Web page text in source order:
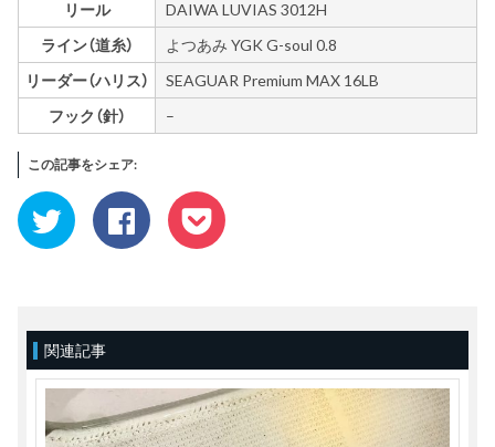
リール
DAIWA LUVIAS 3012H
ライン（道糸）
よつあみ YGK G-soul 0.8
リーダー（ハリス）
SEAGUAR Premium MAX 16LB
フック（針）
–
この記事をシェア:
ク
リ
ッ
ク
有
(新
し
い
ウ
ィ
ド
ウ
Facebook
で
共
有
リ
し
て
く
だ
さ
い
ク
リ
ッ
ク
ェ
し
い
ウ
ィ
ン
ド
関連記事